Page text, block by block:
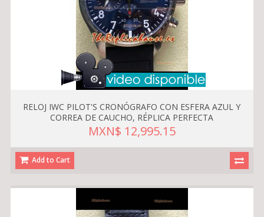
RELOJ IWC PILOT'S CRONÓGRAFO CON ESFERA AZUL Y
CORREA DE CAUCHO, RÉPLICA PERFECTA
MXN$ 12,995.15
Add to Cart